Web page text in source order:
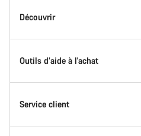
Canyon
Inside Canyon
L'innovation chez Canyon
Canyon Factory Racing
Découvrir
Evénements
Trouver les emplacements Canyon
Outils d’aide à l'achat
Trouvez votre Modèle
Service client